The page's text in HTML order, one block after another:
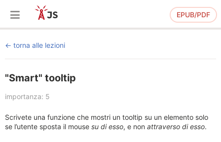
EPUB/PDF
torna alle lezioni
"Smart" tooltip
importanza: 5
Scrivete una funzione che mostri un tooltip su un elemento solo
se l’utente sposta il mouse su di esso, e non attraverso di esso.